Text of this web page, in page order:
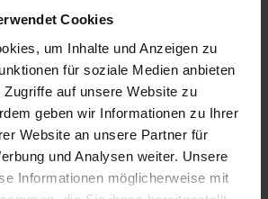
Cookies
um Inhalte und Anzeigen zu
für soziale Medien anbieten
auf unsere Website zu
geben wir Informationen zu Ihrer
Website an unsere Partner für
und Analysen weiter. Unsere
Informationen möglicherweise mit